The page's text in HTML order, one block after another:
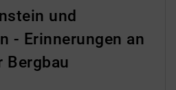
und
- Erinnerungen an
Bergbau